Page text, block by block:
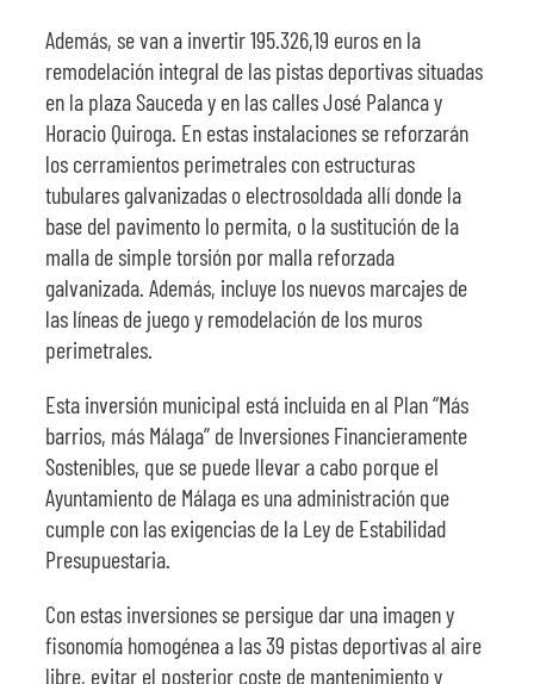
Además, se van a invertir 195.326,19 euros en la
remodelación integral de las pistas deportivas situadas
en la plaza Sauceda y en las calles José Palanca y
Horacio Quiroga. En estas instalaciones se reforzarán
los cerramientos perimetrales con estructuras
tubulares galvanizadas o electrosoldada allí donde la
base del pavimento lo permita, o la sustitución de la
malla de simple torsión por malla reforzada
galvanizada. Además, incluye los nuevos marcajes de
las líneas de juego y remodelación de los muros
perimetrales.
Esta inversión municipal está incluida en al Plan “Más
barrios, más Málaga” de Inversiones Financieramente
Sostenibles, que se puede llevar a cabo porque el
Ayuntamiento de Málaga es una administración que
cumple con las exigencias de la Ley de Estabilidad
Presupuestaria.
Con estas inversiones se persigue dar una imagen y
fisonomía homogénea a las 39 pistas deportivas al aire
libre, evitar el posterior coste de mantenimiento y